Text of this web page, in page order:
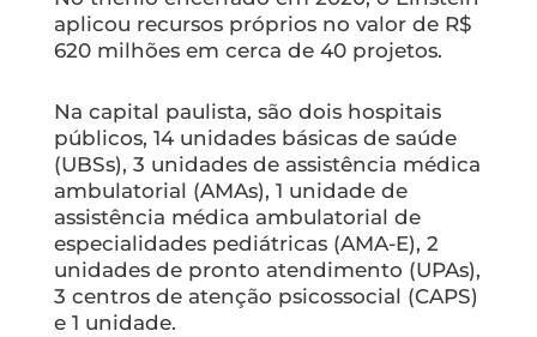
aplicou recursos próprios no valor de R$
620 milhões em cerca de 40 projetos.
Na capital paulista, são dois hospitais
públicos, 14 unidades básicas de saúde
(UBSs), 3 unidades de assistência médica
ambulatorial (AMAs), 1 unidade de
assistência médica ambulatorial de
especialidades pediátricas (AMA-E), 2
unidades de pronto atendimento (UPAs),
3 centros de atenção psicossocial (CAPS)
e 1 unidade.